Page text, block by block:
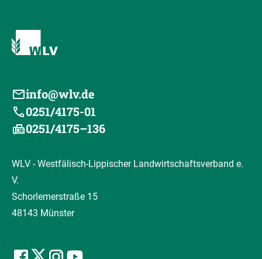
info@wlv.de
0251/4175-01
0251/4175–136
WLV - Westfälisch-Lippischer Landwirtschaftsverband e.
V.
Schorlemerstraße 15
48143 Münster